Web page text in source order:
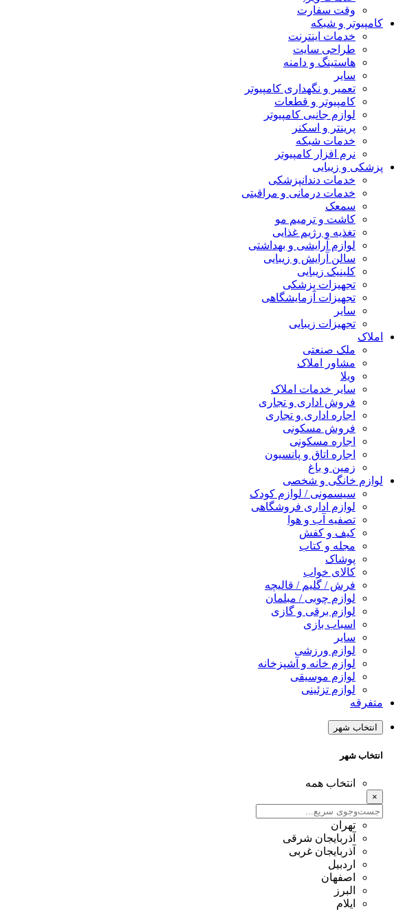
وقت سفارت
کامپیوتر و شبکه
خدمات اینترنت
طراحی سایت
هاستینگ و دامنه
سایر
تعمیر و نگهداری کامپیوتر
کامپیوتر و قطعات
لوازم جانبی کامپیوتر
پرینتر و اسکنر
خدمات شبکه
نرم افزار کامپیوتر
پزشکی و زیبایی
خدمات دندانپزشکی
خدمات درمانی و مراقبتی
سمعک
کاشت و ترمیم مو
تغذیه و رژیم غذایی
لوازم آرایشی و بهداشتی
سالن آرایش و زیبایی
کلینیک زیبایی
تجهیزات پزشکی
تجهیزات آزمایشگاهی
سایر
تجهیزات زیبایی
املاک
ملک صنعتی
مشاور املاک
ویلا
سایر خدمات املاک
فروش اداری و تجاری
اجاره اداری و تجاری
فروش مسکونی
اجاره مسکونی
اجاره اتاق و پانسیون
زمین و باغ
لوازم خانگی و شخصی
سیسمونی / لوازم کودک
لوازم اداری فروشگاهی
تصفیه آب و هوا
کیف و کفش
مجله و کتاب
پوشاک
کالای خواب
فرش / گلیم / قالیچه
لوازم چوبی / مبلمان
لوازم برقی و گازی
اسباب بازی
سایر
لوازم ورزشی
لوازم خانه و آشپزخانه
لوازم موسیقی
لوازم تزئینی
متفرقه
انتخاب شهر
انتخاب شهر
انتخاب همه
×
تهران
آذربایجان شرقی
آذربایجان غربی
اردبیل
اصفهان
البرز
ایلام